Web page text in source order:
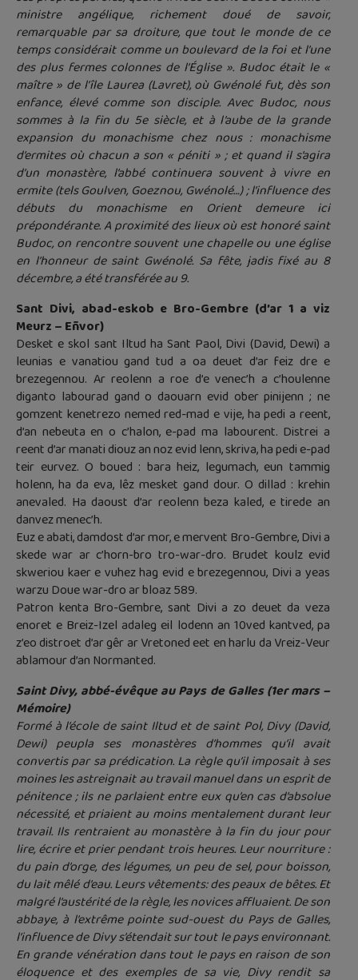
ministre angélique, richement doué de savoir,
remarquable par sa droiture, que tout le monde de ce
temps considérait comme un boulevard de la foi et l’une
des plus fermes colonnes de l’Église ». Budoc était le «
maître » de l’île Laurea (Lavret), où Gwénolé fut, dès son
enfance, élevé comme son disciple. Avec Budoc, nous
sommes à la fin du 5e siècle, et à l’aube de la grande
expansion du monachisme chez nous : monachisme
d’ermites où chacun a son « péniti » ; et quand il s’agira
d’un monastère, l’abbé continuera souvent à vivre en
ermite (tels Goulven, Goeznou, Gwénolé…) ; l’influence des
débuts du monachisme en Orient demeure ici
prépondérante. A proximité des lieux où est honoré saint
Budoc, on rencontre souvent une chapelle ou une église
en l’honneur de saint Gwénolé. Sa fête, jadis fixé au 8
décembre, a été transférée au 9.
Sant Divi, abad-eskob e Bro-Gembre (d’ar 1 a viz
Meurz – Eñvor)
Desket e skol sant Iltud ha Sant Paol, Divi (David, Dewi) a
leunias e vanatiou gand tud a oa deuet d’ar feiz dre e
brezegennou. Ar reolenn a roe d’e venec’h a c’houlenne
diganto labourad gand o daouarn evid ober pinijenn ; ne
gomzent kenetrezo nemed red-mad e vije, ha pedi a reent,
d’an nebeuta en o c’halon, e-pad ma labourent. Distrei a
reent d’ar manati diouz an noz evid lenn, skriva, ha pedi e-pad
teir eurvez. O boued : bara heiz, legumach, eun tammig
holenn, ha da eva, lêz mesket gand dour. O dillad : krehin
anevaled. Ha daoust d’ar reolenn beza kaled, e tirede an
danvez menec’h.
Euz e abati, damdost d’ar mor, e mervent Bro-Gembre, Divi a
skede war ar c’horn-bro tro-war-dro. Brudet koulz evid
skweriou kaer e vuhez hag evid e brezegennou, Divi a yeas
warzu Doue war-dro ar bloaz 589.
Patron kenta Bro-Gembre, sant Divi a zo deuet da veza
enoret e Breiz-Izel adaleg eil lodenn an 10ved kantved, pa
z’eo distroet d’ar gêr ar Vretoned eet en harlu da Vreiz-Veur
ablamour d’an Normanted.
Saint Divy, abbé-évêque au Pays de Galles (1er mars –
Mémoire)
Formé à l’école de saint Iltud et de saint Pol, Divy (David,
Dewi) peupla ses monastères d’hommes qu’il avait
convertis par sa prédication. La règle qu’il imposait à ses
moines les astreignait au travail manuel dans un esprit de
pénitence ; ils ne parlaient entre eux qu’en cas d’absolue
nécessité, et priaient au moins mentalement durant leur
travail. Ils rentraient au monastère à la fin du jour pour
lire, écrire et prier pendant trois heures. Leur nourriture :
du pain d’orge, des légumes, un peu de sel, pour boisson,
du lait mêlé d’eau. Leurs vêtements: des peaux de bêtes. Et
malgré l’austérité de la règle, les novices affluaient. De son
abbaye, à l’extrême pointe sud-ouest du Pays de Galles,
l’influence de Divy s’étendait sur tout le pays environnant.
En grande vénération dans tout le pays en raison de son
éloquence et des exemples de sa vie, Divy rendit sa